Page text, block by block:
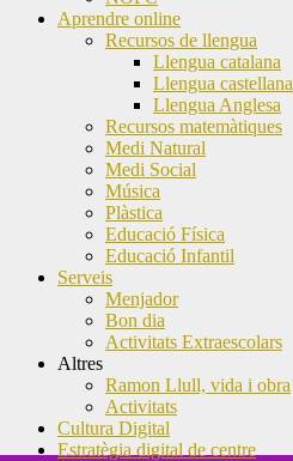
Aprendre online
Recursos de llengua
Llengua catalana
Llengua castellana
Llengua Anglesa
Recursos matemàtiques
Medi Natural
Medi Social
Música
Plàstica
Educació Física
Educació Infantil
Serveis
Menjador
Bon dia
Activitats Extraescolars
Altres
Ramon Llull, vida i obra
Activitats
Cultura Digital
Estratègia digital de centre